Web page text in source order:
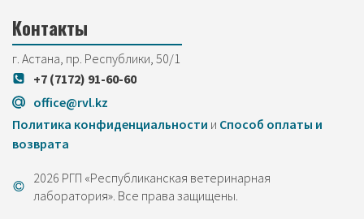
Контакты
г. Астана, пр. Республики, 50/1
+7 (7172) 91-60-60
office@rvl.kz
Политика конфиденциальности и Cпособ оплаты и
возврата
2026 РГП «Республиканская ветеринарная
лаборатория». Все права защищены.